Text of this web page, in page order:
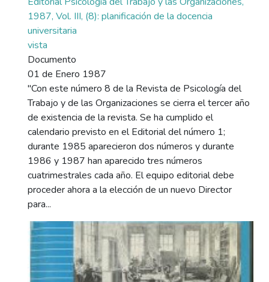
1987, Vol. III, (8): planificación de la docencia
universitaria
vista
Documento
01 de Enero 1987
"Con este número 8 de la Revista de Psicología del
Trabajo y de las Organizaciones se cierra el tercer año
de existencia de la revista. Se ha cumplido el
calendario previsto en el Editorial del número 1;
durante 1985 aparecieron dos números y durante
1986 y 1987 han aparecido tres números
cuatrimestrales cada año. El equipo editorial debe
proceder ahora a la elección de un nuevo Director
para...